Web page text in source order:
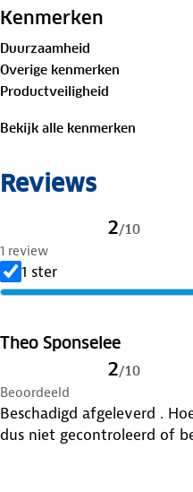
dikste ijs.
Specificaties:
✓ Afmeting: 20x8x2 cm
Je hoeft je nooit meer
Kenmerken
Duurzaamheid
Overige kenmerken
Productveiligheid
Bekijk alle kenmerken
Reviews
2/10
1 review
1 ster
Theo Sponselee
2/10
Beoordeeld
Beschadigd afgeleverd .
dus niet gecontroleerd of